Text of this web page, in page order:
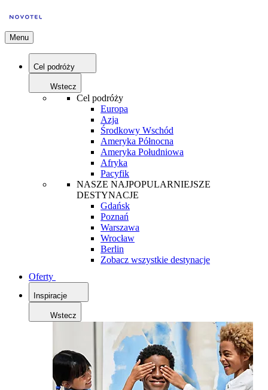
Menu
Cel podróży
Wstecz
Cel podróży
Europa
Azja
Środkowy Wschód
Ameryka Północna
Ameryka Południowa
Afryka
Pacyfik
NASZE NAJPOPULARNIEJSZE
DESTYNACJE
Gdańsk
Poznań
Warszawa
Wrocław
Berlin
Zobacz wszystkie destynacje
Oferty
Inspiracje
Wstecz